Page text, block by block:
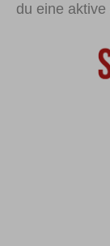
du eine aktive